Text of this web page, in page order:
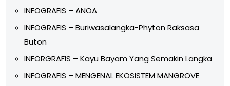
INFOGRAFIS – ANOA
INFOGRAFIS – Buriwasalangka-Phyton Raksasa
Buton
INFORGRAFIS – Kayu Bayam Yang Semakin Langka
INFOGRAFIS – MENGENAL EKOSISTEM MANGROVE